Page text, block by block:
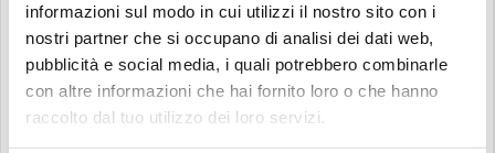
informazioni sul modo in cui utilizzi il nostro sito con i
nostri partner che si occupano di analisi dei dati web,
pubblicità e social media, i quali potrebbero combinarle
con altre informazioni che hai fornito loro o che hanno
raccolto dal tuo utilizzo dei loro servizi.
Cerca:
RECALIBRATION SERVICE